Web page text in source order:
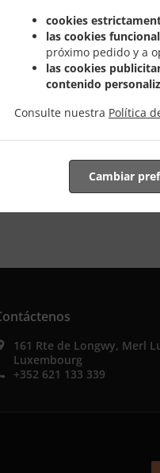
cookies
las cookies
próximo pedido y a
las cookies
contenido
Consulte nuestra Política
Cambiar
redes sociales para
161 Rte de Longwy, Merl
Luxembourg
+352 621 133 339